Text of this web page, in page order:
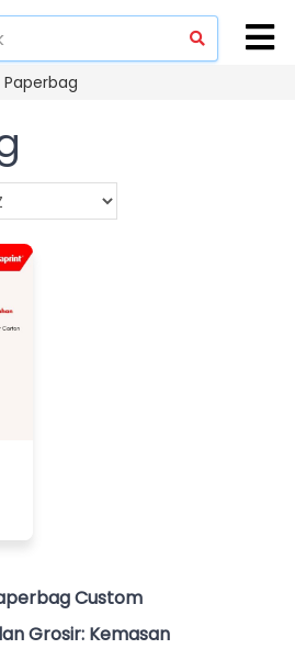
Paperbag
Custom
Grosir: Kemasan